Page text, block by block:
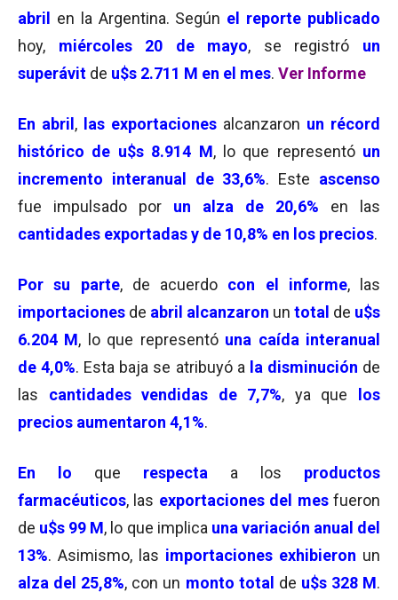
abril en la Argentina. Según el reporte publicado
hoy, miércoles 20 de mayo, se registró un
superávit de u$s 2.711 M en el mes. Ver Informe
En abril , las exportaciones alcanzaron un récord
histórico de u$s 8.914 M, lo que representó un
incremento interanual de 33,6%. Este ascenso
fue impulsado por un alza de 20,6% en las
cantidades exportadas y de 10,8% en los precios.
Por su parte, de acuerdo con el informe, las
importaciones de abril alcanzaron un total de u$s
6.204 M, lo que representóuna caída interanual
de 4,0%. Esta baja se atribuyó a la disminución de
las cantidades vendidas de 7,7%, ya que los
precios aumentaron 4,1%.
En lo que respecta a los productos
farmacéuticos, las exportaciones del mesfueron
de u$s 99 M, lo que implica una variación anual del
13%. Asimismo, las importaciones exhibieron un
alza del 25,8%, con un monto total de u$s 328 M.